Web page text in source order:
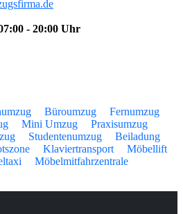
- 20:00 Uhr
Büroumzug
Fernumzug
Mini Umzug
Praxisumzug
Studentenumzug
Beiladung
Klaviertransport
Möbellift
Möbelmitfahrzentrale